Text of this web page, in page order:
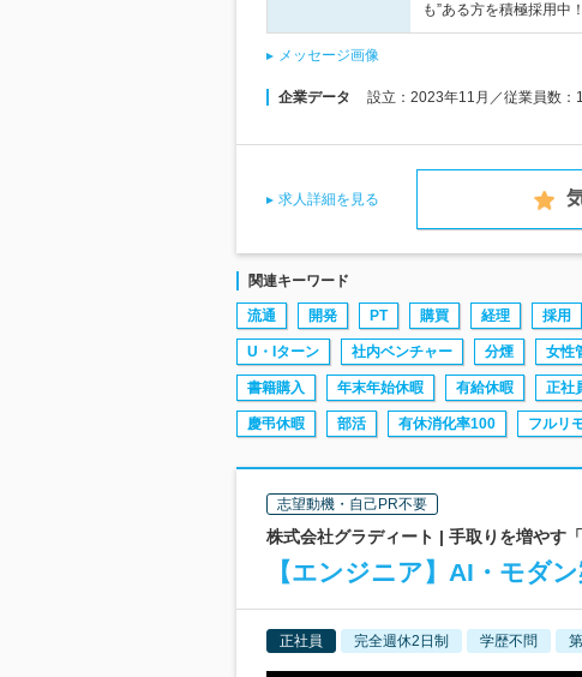
も”ある方を積極採用中
メッセージ画像
企業データ 設立：2023年11月／従業員数
求人詳細を見る
関連キーワード
流通 開発 PT 購買 経理 採用
U・Iターン 社内ベンチャー 分煙 女性
書籍購入 年末年始休暇 有給休暇 正社
慶弔休暇 部活 有休消化率100 フルリ
志望動機・自己PR不要
株式会社グラディート | 手取りを増やす
【エンジニア】AI・モダ
正社員 完全週休2日制 学歴不問